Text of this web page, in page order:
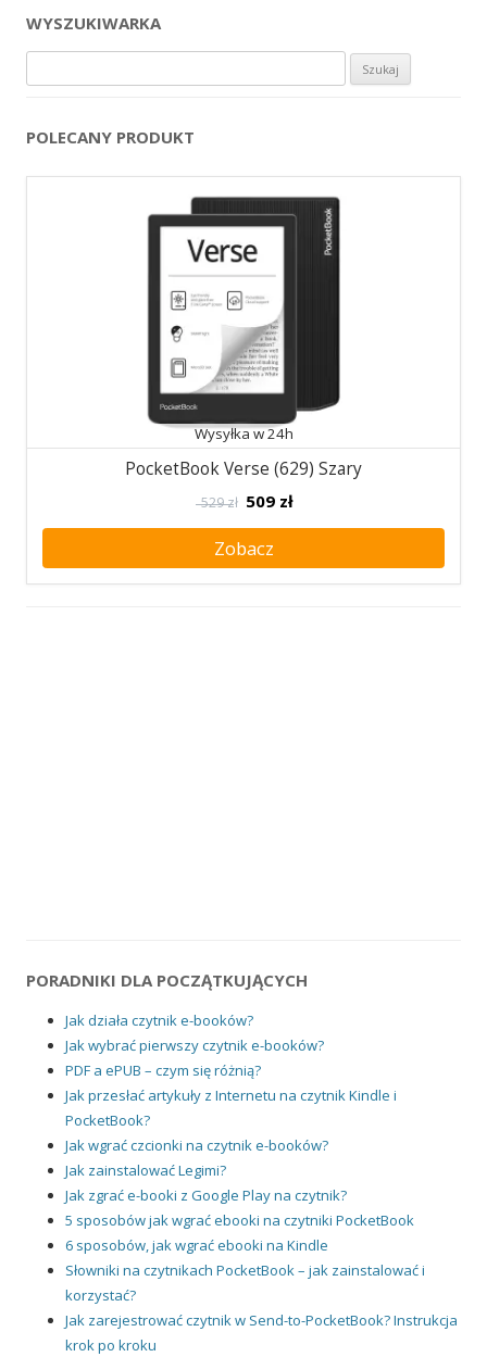
WYSZUKIWARKA
POLECANY PRODUKT
Wysyłka w 24h
PocketBook Verse (629) Szary
529 zł 509 zł
Zobacz
PORADNIKI DLA POCZĄTKUJĄCYCH
Jak działa czytnik e-booków?
Jak wybrać pierwszy czytnik e-booków?
PDF a ePUB – czym się różnią?
Jak przesłać artykuły z Internetu na czytnik Kindle i
PocketBook?
Jak wgrać czcionki na czytnik e-booków?
Jak zainstalować Legimi?
Jak zgrać e-booki z Google Play na czytnik?
5 sposobów jak wgrać ebooki na czytniki PocketBook
6 sposobów, jak wgrać ebooki na Kindle
Słowniki na czytnikach PocketBook – jak zainstalować i
korzystać?
Jak zarejestrować czytnik w Send-to-PocketBook? Instrukcja
krok po kroku